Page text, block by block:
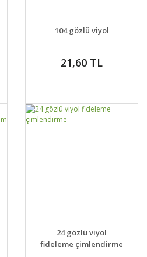
DETAYLAR SEPETE EKLE
104 gözlü viyol
21,60 TL
DETAYLAR
VER
24 gözlü viyol
fideleme çimlendirme